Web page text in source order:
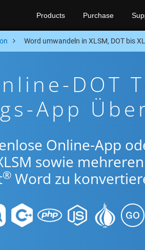
Products Purchase
Word umwandeln in XLSM, DOT bis
DOT
App
Online-App
sowie
® Word zu